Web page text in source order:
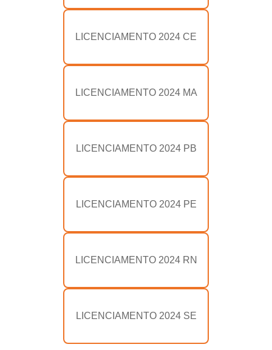
LICENCIAMENTO 2024 CE
LICENCIAMENTO 2024 MA
LICENCIAMENTO 2024 PB
LICENCIAMENTO 2024 PE
LICENCIAMENTO 2024 RN
LICENCIAMENTO 2024 SE